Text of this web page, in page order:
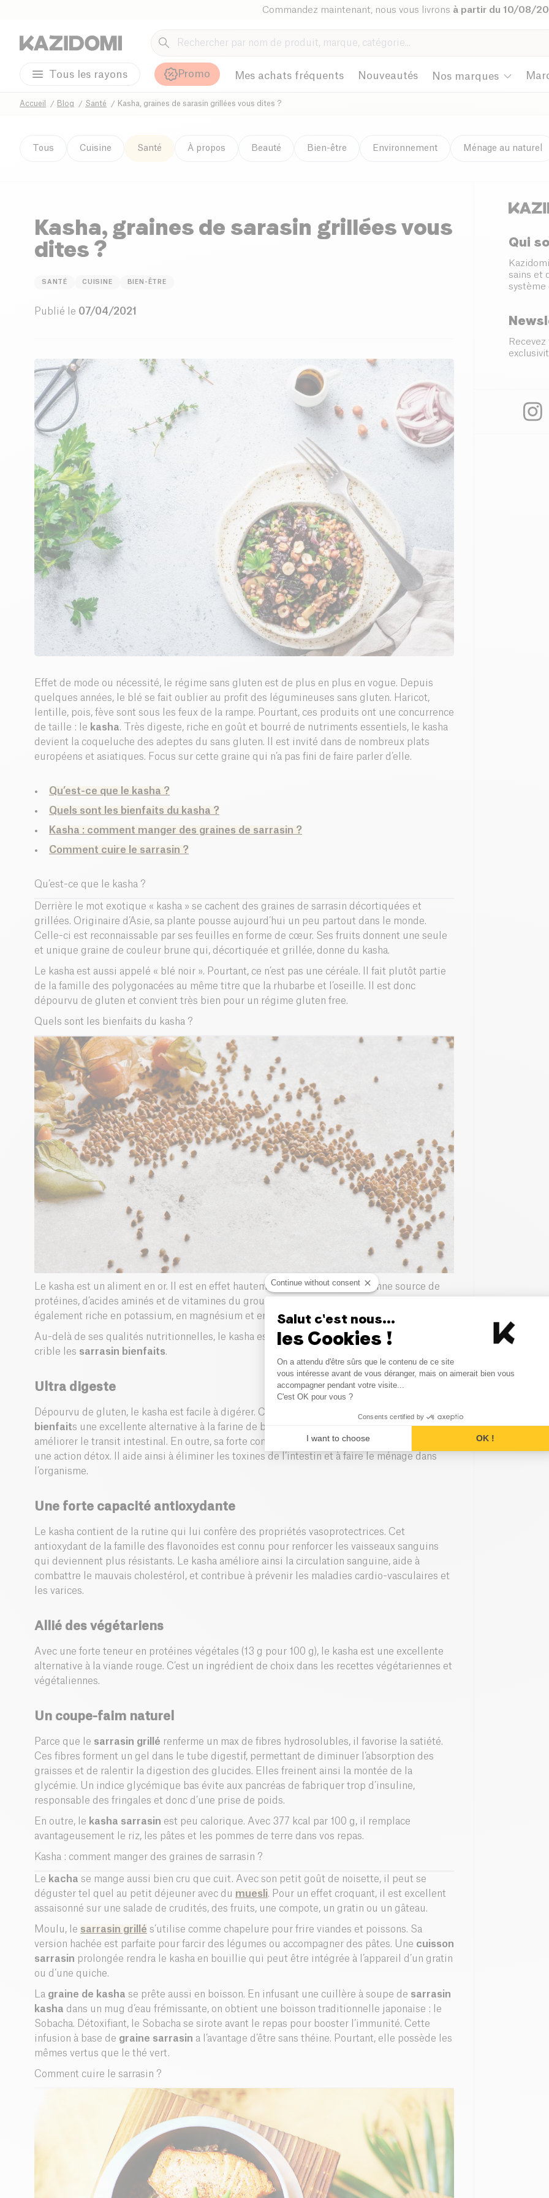
Commandez maintenant, nous vous livrons à partir du 10/08/
Tous les rayons Promo Mes achats fréquents Nouveautés Nos marques
Accueil Blog Santé Kasha, graines de sarasin grillées vous dites ?
Tous Cuisine Santé À propos Beauté Bien-être Environnement Ménage au naturel
Kasha, graines de sarasin grillées vous
dites ?
SANTÉ CUISINE BIEN-ÊTRE
Publié le 07/04/2021
Effet de mode ou nécessité, le régime sans gluten est de plus en plus en vogue. Depuis
quelques années, le blé se fait oublier au profit des légumineuses sans gluten. Haricot,
lentille, pois, fève sont sous les feux de la rampe. Pourtant, ces produits ont une concurrence
de taille : le kasha. Très digeste, riche en goût et bourré de nutriments essentiels, le kasha
devient la coqueluche des adeptes du sans gluten. Il est invité dans de nombreux plats
européens et asiatiques. Focus sur cette graine qui n’a pas fini de faire parler d’elle.
Qu’est-ce que le kasha ?
Quels sont les bienfaits du kasha ?
Kasha : comment manger des graines de sarrasin ?
Comment cuire le sarrasin ?
Qu’est-ce que le kasha ?
Derrière le mot exotique « kasha » se cachent des graines de sarrasin décortiquées et
grillées. Originaire d’Asie, sa plante pousse aujourd’hui un peu partout dans le monde.
Celle-ci est reconnaissable par ses feuilles en forme de cœur. Ses fruits donnent une seule
et unique graine de couleur brune qui, décortiquée et grillée, donne du kasha.
Le kasha est aussi appelé « blé noir ». Pourtant, ce n’est pas une céréale. Il fait plutôt partie
de la famille des polygonacées au même titre que la rhubarbe et l’oseille. Il est donc
dépourvu de gluten et convient très bien pour un régime gluten free.
Quels sont les bienfaits du kasha ?
Le kasha est un aliment en or. Il est en effet hautement nutritif. C’est une bonne source de
protéines, d’acides aminés et de vitamines du groupe B. Le
également riche en potassium, en magnésium et en phosphore.
Au-delà de ses qualités nutritionnelles, le kasha est bénéfique pour la santé. Passons au
crible les sarrasin bienfaits.
Ultra digeste
Dépourvu de gluten, le kasha est facile à digérer. Ce qui fait de la
farine de sarrasin
bienfaits une excellente alternative à la farine de blé. Sa richesse en fibre contribue à
améliorer le transit intestinal. En outre, sa forte concentration en antioxydants lui attribue
une action détox. Il aide ainsi à éliminer les toxines de l’intestin et à faire le ménage dans
l’organisme.
Une forte capacité antioxydante
Le kasha contient de la rutine qui lui confère des propriétés vasoprotectrices. Cet
antioxydant de la famille des flavonoïdes est connu pour renforcer les vaisseaux sanguins
qui deviennent plus résistants. Le kasha améliore ainsi la circulation sanguine, aide à
combattre le mauvais cholestérol, et contribue à prévenir les maladies cardio-vasculaires et
les varices.
Allié des végétariens
Avec une forte teneur en protéines végétales (13 g pour 100 g), le kasha est une excellente
alternative à la viande rouge. C’est un ingrédient de choix dans les recettes végétariennes et
végétaliennes.
Un coupe-faim naturel
Parce que le sarrasin grillé renferme un max de fibres hydrosolubles, il favorise la satiété.
Ces fibres forment un gel dans le tube digestif, permettant de diminuer l’absorption des
graisses et de ralentir la digestion des glucides. Elles freinent ainsi la montée de la
glycémie. Un indice glycémique bas évite aux pancréas de fabriquer trop d’insuline,
responsable des fringales et donc d’une prise de poids.
En outre, le kasha sarrasin est peu calorique. Avec 377 kcal par 100 g, il remplace
avantageusement le riz, les pâtes et les pommes de terre dans vos repas.
Kasha : comment manger des graines de sarrasin ?
Le kacha se mange aussi bien cru que cuit. Avec son petit goût de noisette, il peut se
déguster tel quel au petit déjeuner avec du muesli. Pour un effet croquant, il est excellent
assaisonné sur une salade de crudités, des fruits, une compote, un gratin ou un gâteau.
Moulu, le sarrasin grillé s’utilise comme chapelure pour frire viandes et poissons. Sa
version hachée est parfaite pour farcir des légumes ou accompagner des pâtes. Une cuisson
sarrasin prolongée rendra le kasha en bouillie qui peut être intégrée à l’appareil d’un gratin
ou d’une quiche.
La graine de kasha se prête aussi en boisson. En infusant une cuillère à soupe de sarrasin
kasha dans un mug d’eau frémissante, on obtient une boisson traditionnelle japonaise : le
Sobacha. Détoxifiant, le Sobacha se sirote avant le repas pour booster l’immunité. Cette
infusion à base de graine sarrasin a l’avantage d’être sans théine. Pourtant, elle possède les
mêmes vertus que le thé vert.
Comment cuire le sarrasin ?
Qui
sains et
système
Continue without consent
Salut c'est nous...
les Cookies !
Consent Management
On a attendu d'être sûrs que le contenu de ce site
vous intéresse avant de vous déranger, mais on aimerait bien vous
accompagner pendant votre visite...
C'est OK pour vous ?
Consents certified by
I want to choose OK !
Axeptio consent